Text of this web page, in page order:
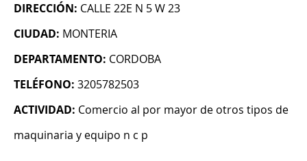
DIRECCIÓN: CALLE 22E N 5 W 23
CIUDAD: MONTERIA
DEPARTAMENTO: CORDOBA
TELÉFONO: 3205782503
ACTIVIDAD: Comercio al por mayor de otros tipos de
maquinaria y equipo n c p